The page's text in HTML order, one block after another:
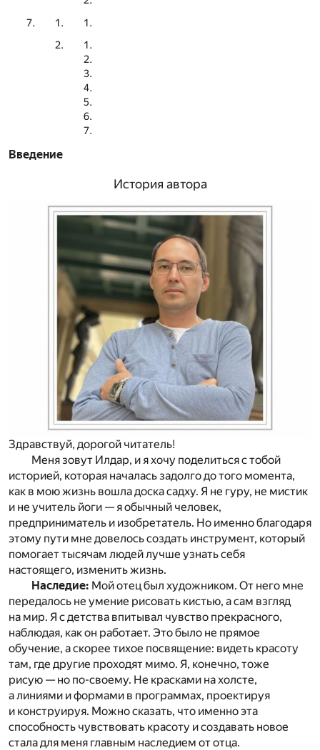
Введение
История автора
Здравствуй, дорогой читатель!
Меня зовут Илдар, и я хочу поделиться с тобой
историей, которая началась задолго до того момента,
как в мою жизнь вошла доска садху. Я не гуру, не мистик
и не учитель йоги — я обычный человек,
предприниматель и изобретатель. Но именно благодаря
этому пути мне довелось создать инструмент, который
помогает тысячам людей лучше узнать себя
настоящего, изменить жизнь.
Наследие: Мой отец был художником. От него мне
передалось не умение рисовать кистью, а сам взгляд
на мир. Я с детства впитывал чувство прекрасного,
наблюдая, как он работает. Это было не прямое
обучение, а скорее тихое посвящение: видеть красоту
там, где другие проходят мимо. Я, конечно, тоже
рисую — но по-своему. Не красками на холсте,
а линиями и формами в программах, проектируя
и конструируя. Можно сказать, что именно эта
способность чувствовать красоту и создавать новое
стала для меня главным наследием от отца.